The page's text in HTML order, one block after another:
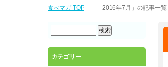
食べマガ TOP 「2016年7月」の記事一覧
カテゴリー